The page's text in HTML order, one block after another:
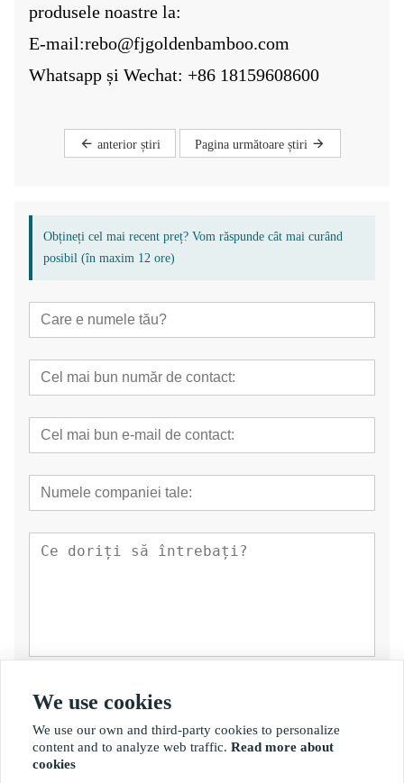
produsele noastre la:
E-mail:rebo@fjgoldenbamboo.com
Whatsapp și Wechat: +86 18159608600
anterior știri Pagina următoare știri
Obțineți cel mai recent preț? Vom răspunde cât mai curând
posibil (în maxim 12 ore)
prezenta
We use cookies
We use our own and third-party cookies to personalize
content and to analyze web traffic. Read more about
cookies